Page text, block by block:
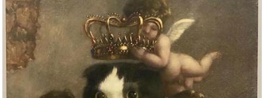
А утром я проснулась первая. На моей кровати
рядом с подушками спал Блэк. Я вскочила,
взбудораженная и счастливая. Блэк с нами! И он
вскочил. Проснулся, потянулся. И мы с ним тихо,
чтобы никого не разбудить, пошли в комнату. То
есть он пошел, а я за ним кралась – так интересно
наблюдать за котом у себя дома, так здорово!